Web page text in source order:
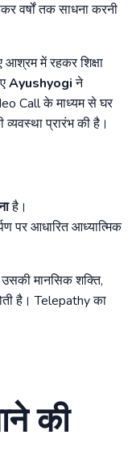
वर्षों तक साधना करनी
आश्रम में रहकर शिक्षा
Ayushyogiने
Call के माध्यम से घर
प्रारंभ की है।
है।
पर आधारित आध्यात्मिक
मानसिक शक्ति,
है। Telepathy का
की